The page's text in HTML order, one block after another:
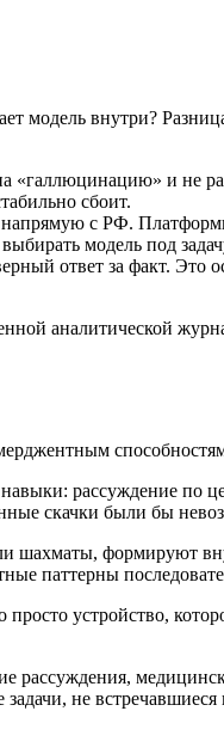
модель внутри?
«галлюцинацию» и не
сбоит.
с РФ.
модель под
ответ за факт. Это
аналитической
рассуждение по
скачки были бы
формируют
паттерны
устройство,
рассуждения,
не